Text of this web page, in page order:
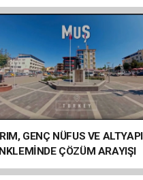
GENÇ NÜFUS VE ALTYAPI
ÇÖZÜM ARAYIŞI